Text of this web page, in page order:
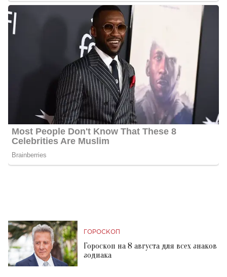
ГОРОСКОП
Гороскоп на 8 августа для всех знаков
зодиака